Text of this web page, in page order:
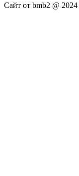
Сайт от bmb2 @ 2024